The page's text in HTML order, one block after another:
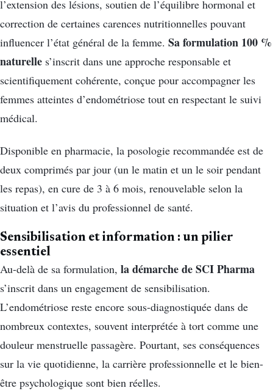
l’extension des lésions, soutien de l’équilibre hormonal et
correction de certaines carences nutritionnelles pouvant
influencer l’état général de la femme. Sa formulation 100 %
naturelle s’inscrit dans une approche responsable et
scientifiquement cohérente, conçue pour accompagner les
femmes atteintes d’endométriose tout en respectant le suivi
médical.
Disponible en pharmacie, la posologie recommandée est de
deux comprimés par jour (un le matin et un le soir pendant
les repas), en cure de 3 à 6 mois, renouvelable selon la
situation et l’avis du professionnel de santé.
Sensibilisation et information : un pilier
essentiel
Au-delà de sa formulation, la démarche de SCI Pharma
s’inscrit dans un engagement de sensibilisation.
L’endométriose reste encore sous-diagnostiquée dans de
nombreux contextes, souvent interprétée à tort comme une
douleur menstruelle passagère. Pourtant, ses conséquences
sur la vie quotidienne, la carrière professionnelle et le bien-
être psychologique sont bien réelles.